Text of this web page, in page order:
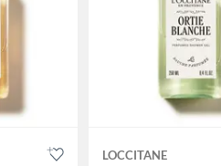
LOCCITANE